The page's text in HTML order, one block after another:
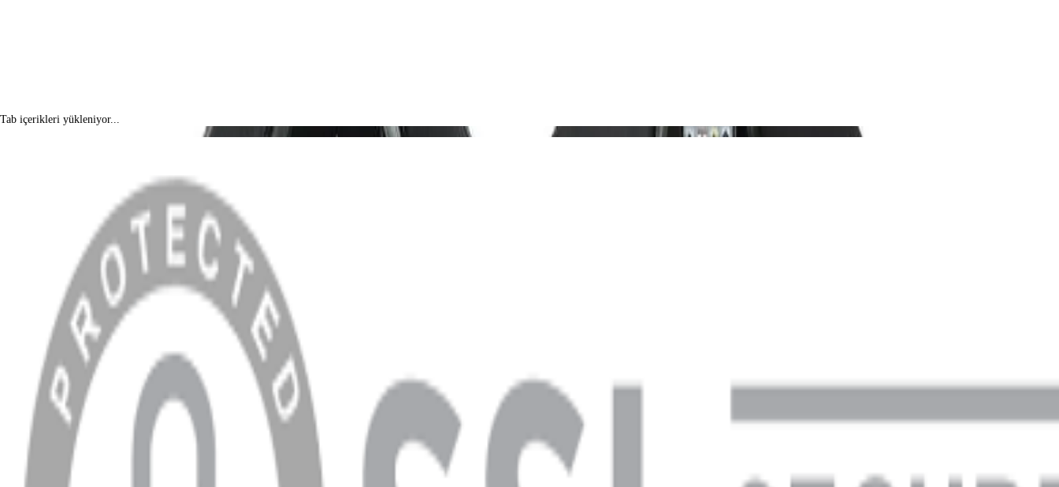
Tab içerikleri yükleniyor...
Anasayfa
Hakkımızda
Blog
MÜŞTERİ HİZMETLERİ
Hesabım
Sipariş Sorgulama
Banka Hesap Bilgileri
YARDIM VE DESTEK
Ödeme ve Teslimat Şartları
Garanti ve İade Şartları